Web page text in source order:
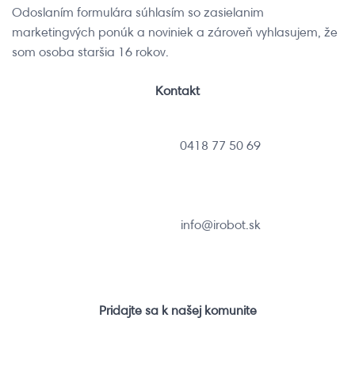
Odoslaním formulára súhlasím so zasielanim
marketingvých ponúk a noviniek a zároveň vyhlasujem, že
som osoba staršia 16 rokov.
Kontakt
0418 77 50 69
info@irobot.sk
Pridajte sa k našej komunite